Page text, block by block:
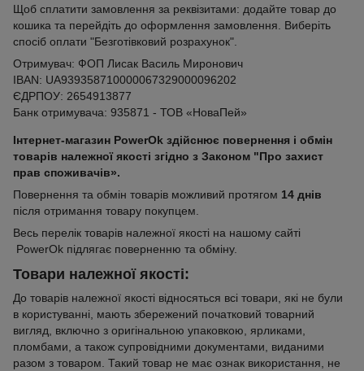
Щоб сплатити замовлення за реквізитами: додайте товар до
кошика та перейдіть до оформлення замовлення. Виберіть
спосіб оплати "Безготівковий розрахунок".
Отримувач: ФОП Лисак Василь Миронович
IBAN: UA939358710000067329000096202
ЄДРПОУ: 2654913877
Банк отримувача: 935871 - ТОВ «НоваПей»
Інтернет-магазин PowerOk здійснює повернення і обмін
товарів належної якості згідно з Законом "Про захист
прав споживачів».
Повернення та обмін товарів можливий протягом 14 днів
після отримання товару покупцем.
Весь перелік товарів належної якості на нашому сайті
PowerOk підлягає поверненню та обміну.
Товари належної якості:
До товарів належної якості відносяться всі товари, які не були
в користуванні, мають збережений початковий товарний
вигляд, включно з оригінальною упаковкою, ярликами,
пломбами, а також супровідними документами, виданими
разом з товаром. Такий товар не має ознак використання, не